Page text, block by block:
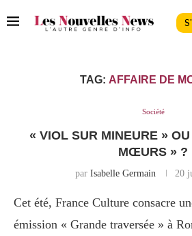
TAG: AFFAIRE DE
Société
« VIOL SUR MINEURE »
MŒURS » ?
par Isabelle Germain 20
Cet été, France Culture consacre
émission « Grande traversée » à